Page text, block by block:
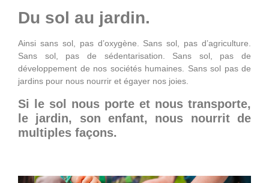
Du sol au jardin.
Ainsi sans sol, pas d’oxygène. Sans sol, pas d’agriculture.
Sans sol, pas de sédentarisation. Sans sol, pas de
développement de nos sociétés humaines. Sans sol pas de
jardins pour nous nourrir et égayer nos joies.
Si le sol nous porte et nous transporte,
le jardin, son enfant, nous nourrit de
multiples façons.